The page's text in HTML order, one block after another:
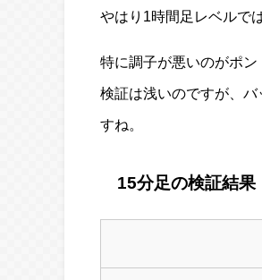
やはり1時間足レベルで
特に調子が悪いのがポ
検証は浅いのですが、
すね。
15分足の検証結果